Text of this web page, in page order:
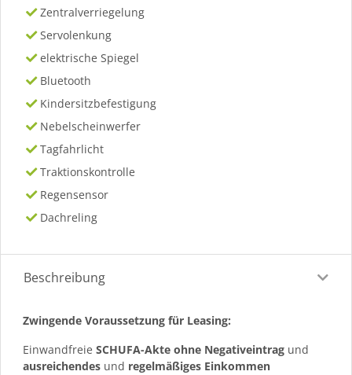
Zentralverriegelung
Servolenkung
elektrische Spiegel
Bluetooth
Kindersitzbefestigung
Nebelscheinwerfer
Tagfahrlicht
Traktionskontrolle
Regensensor
Dachreling
Beschreibung
Zwingende Voraussetzung für Leasing:
Einwandfreie SCHUFA-Akte ohne Negativeintrag und
ausreichendes und regelmäßiges Einkommen